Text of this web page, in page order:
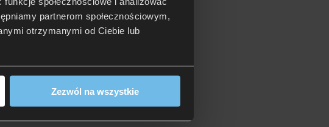
partnerom społecznościowym,
otrzymanymi od Ciebie lub
Zezwól na wszystkie